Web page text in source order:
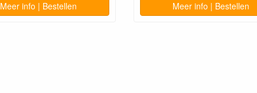
Meer info | Bestellen Meer info | Bestellen